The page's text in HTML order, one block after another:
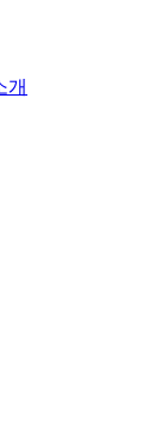
개